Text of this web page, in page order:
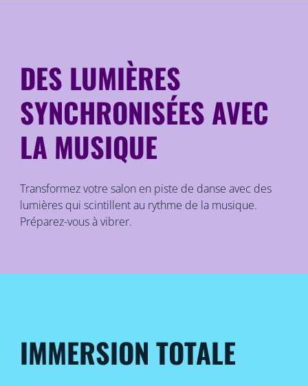
DES LUMIÈRES
SYNCHRONISÉES AVEC
LA MUSIQUE
Transformez votre salon en piste de danse avec des
lumières qui scintillent au rythme de la musique.
Préparez-vous à vibrer.
IMMERSION TOTALE